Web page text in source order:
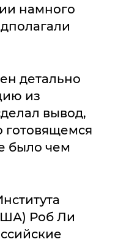
намного
детально
из
вывод,
готовящемся
было чем
Роб Ли